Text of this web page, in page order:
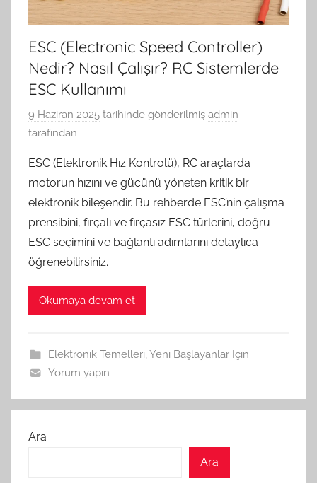
ESC (Electronic Speed Controller)
Nedir? Nasıl Çalışır? RC Sistemlerde
ESC Kullanımı
9 Haziran 2025 tarihinde gönderilmiş admin
tarafından
ESC (Elektronik Hız Kontrolü), RC araçlarda
motorun hızını ve gücünü yöneten kritik bir
elektronik bileşendir. Bu rehberde ESC’nin çalışma
prensibini, fırçalı ve fırçasız ESC türlerini, doğru
ESC seçimini ve bağlantı adımlarını detaylıca
öğrenebilirsiniz.
Okumaya devam et
Elektronik Temelleri,Yeni Başlayanlar İçin
Yorum yapın
Ara
Ara